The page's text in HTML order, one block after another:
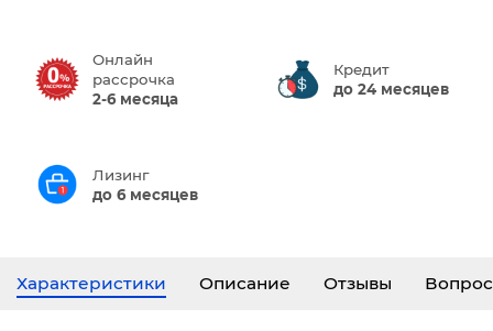
Онлайн
рассрочка
2-6 месяца
Кредит
до 24 месяцев
Лизинг
до 6 месяцев
Характеристики Описание Отзывы